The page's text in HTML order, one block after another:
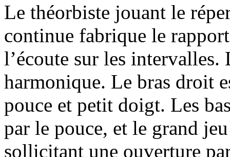
Le théorbiste jouant le
continue fabrique le
l’écoute sur les intervalles.
harmonique. Le bras droit
pouce et petit doigt. Les
par le pouce, et le grand
sollicitant une ouverture